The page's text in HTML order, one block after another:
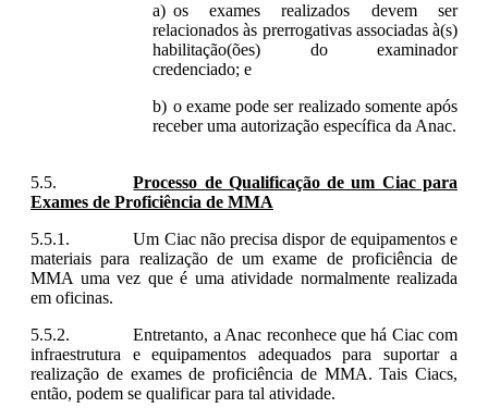
os exames realizados devem ser
relacionados às prerrogativas associadas à(s)
habilitação(ões) do examinador
credenciado; e
o exame pode ser realizado somente após
receber uma autorização específica da Anac.
Processo de Qualificação de um Ciac para
Exames de Proficiência de MMA
Um Ciac não precisa dispor de equipamentos e
materiais para realização de um exame de proficiência de
MMA uma vez que é uma atividade normalmente realizada
em oficinas.
Entretanto, a Anac reconhece que há Ciac com
infraestrutura e equipamentos adequados para suportar a
realização de exames de proficiência de MMA. Tais Ciacs,
então, podem se qualificar para tal atividade.